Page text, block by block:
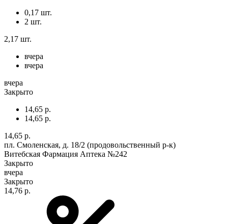
0,17 шт.
2 шт.
2,17 шт.
вчера
вчера
вчера
Закрыто
14,65 р.
14,65 р.
14,65 р.
пл. Смоленская, д. 18/2 (продовольственный р-к)
Витебская Фармация Аптека №242
Закрыто
вчера
Закрыто
14,76 р.